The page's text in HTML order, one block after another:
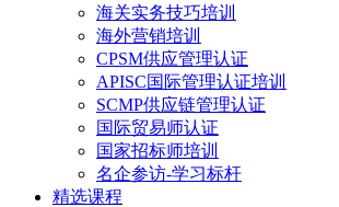
海关实务技巧培训
海外营销培训
CPSM供应管理认证
APISC国际管理认证培训
SCMP供应链管理认证
国际贸易师认证
国家招标师培训
名企参访-学习标杆
精选课程